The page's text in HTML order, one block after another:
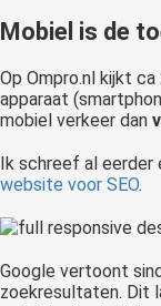
Mobiel is de
Op Ompro.nl kijkt
apparaat
mobiel verkeer dan
Ik schreef al eerder
website voor SEO.
Google vertoont
zoekresultaten. Dit